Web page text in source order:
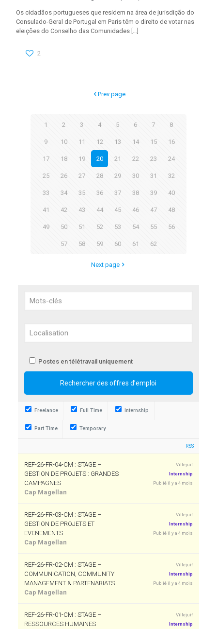
Os cidadãos portugueses que residem na área de jurisdição do
Consulado-Geral de Portugal em Paris têm o direito de votar nas
eleições do Conselho das Comunidades […]
2
Prev page
1 2 3 4 5 6 7 8
9 10 11 12 13 14 15 16
17 18 19 20 21 22 23 24
25 26 27 28 29 30 31 32
33 34 35 36 37 38 39 40
41 42 43 44 45 46 47 48
49 50 51 52 53 54 55 56
57 58 59 60 61 62
Next page
Postes en télétravail uniquement
Freelance Full Time Internship
Part Time Temporary
RSS
REF-26-FR-04-CM : STAGE –
GESTION DE PROJETS : GRANDES
CAMPAGNES
Cap Magellan
Villejuif
Internship
Publié il y a 4 mois
REF-26-FR-03-CM : STAGE –
GESTION DE PROJETS ET
EVENEMENTS
Cap Magellan
Villejuif
Internship
Publié il y a 4 mois
REF-26-FR-02-CM : STAGE –
COMMUNICATION, COMMUNITY
MANAGEMENT & PARTENARIATS
Cap Magellan
Villejuif
Internship
Publié il y a 4 mois
REF-26-FR-01-CM : STAGE –
RESSOURCES HUMAINES
Villejuif
Internship